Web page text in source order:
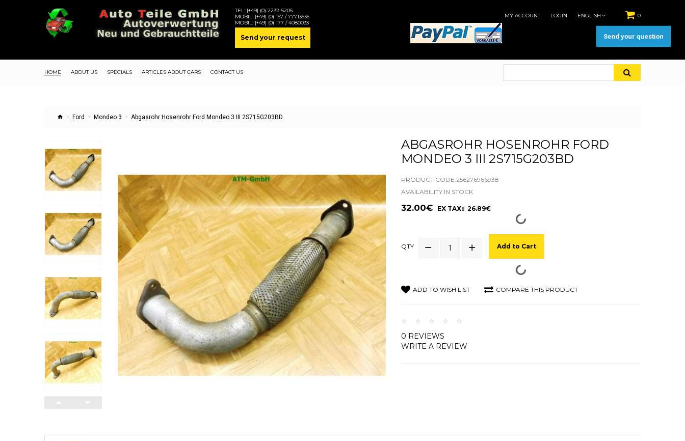
TEL: [+49] (0) 2232-5205
MOBIL: [+49] (0) 157 / 77713535
MOBIL: [+49] (0) 177 / 4080033
Send your request
0
MY ACCOUNT LOGIN ENGLISH
HOME ABOUT US SPECIALS ARTICLES ABOUT CARS CONTACT US
Ford Mondeo 3 Abgasrohr Hosenrohr Ford Mondeo 3 III 2S715G203BD
ABGASROHR HOSENROHR FORD
MONDEO 3 III 2S715G203BD
PRODUCT CODE:256276966938
AVAILABILITY:IN STOCK
32.00€ EX TAX:: 26.89€
QTY Add to Cart
ADD TO WISH LIST COMPARE THIS PRODUCT
0 REVIEWS
WRITE A REVIEW
Send your question